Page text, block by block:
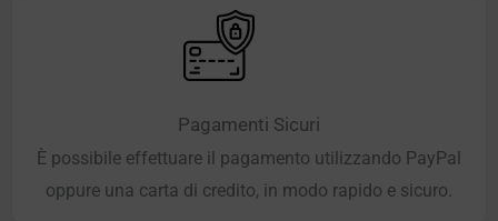
Pagamenti Sicuri
È possibile effettuare il pagamento utilizzando PayPal
oppure una carta di credito, in modo rapido e sicuro.